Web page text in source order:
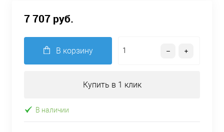
7 707 руб.
В корзину
Купить в 1 клик
В наличии